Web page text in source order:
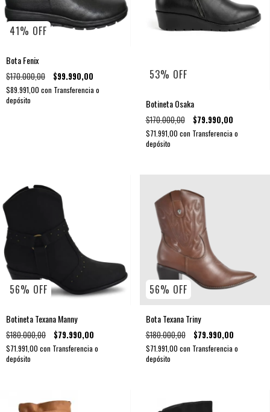
41% OFF
Bota Fenix
$170.000,00 $99.990,00
$89.991,00 con Transferencia o
depósito
53% OFF
Botineta Osaka
$170.000,00 $79.990,00
$71.991,00 con Transferencia o
depósito
56% OFF
Botineta Texana Manny
$180.000,00 $79.990,00
$71.991,00 con Transferencia o
depósito
56% OFF
Bota Texana Triny
$180.000,00 $79.990,00
$71.991,00 con Transferencia o
depósito